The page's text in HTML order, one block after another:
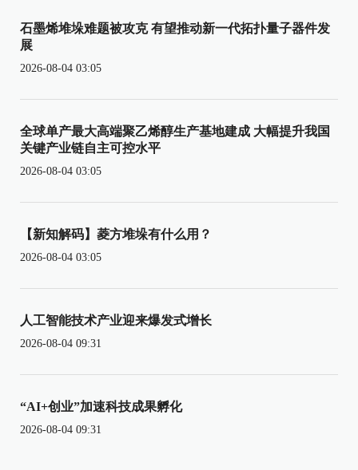
石墨烯堆垛难题被攻克 有望推动新一代拓扑量子器件发
展
2026-08-04 03:05
全球单产最大高端聚乙烯醇生产基地建成 大幅提升我国
关键产业链自主可控水平
2026-08-04 03:05
【新知解码】菱方堆垛有什么用？
2026-08-04 03:05
人工智能技术产业迎来爆发式增长
2026-08-04 09:31
“AI+创业”加速科技成果孵化
2026-08-04 09:31